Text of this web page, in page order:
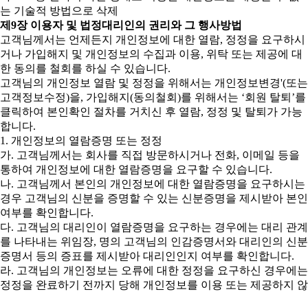
는 기술적 방법으로 삭제
제9장 이용자 및 법정대리인의 권리와 그 행사방법
고객님께서는 언제든지 개인정보에 대한 열람, 정정을 요구하시
거나 가입해지 및 개인정보의 수집과 이용, 위탁 또는 제공에 대
한 동의를 철회를 하실 수 있습니다.
고객님의 개인정보 열람 및 정정을 위해서는 개인정보변경'(또는
고객정보수정)을, 가입해지(동의철회)를 위해서는 ‘회원 탈퇴’를
클릭하여 본인확인 절차를 거치신 후 열람, 정정 및 탈퇴가 가능
합니다.
1. 개인정보의 열람증명 또는 정정
가. 고객님께서는 회사를 직접 방문하시거나 전화, 이메일 등을
통하여 개인정보에 대한 열람증명을 요구할 수 있습니다.
나. 고객님께서 본인의 개인정보에 대한 열람증명을 요구하시는
경우 고객님의 신분을 증명할 수 있는 신분증명을 제시받아 본인
여부를 확인합니다.
다. 고객님의 대리인이 열람증명을 요구하는 경우에는 대리 관계
를 나타내는 위임장, 명의 고객님의 인감증명서와 대리인의 신분
증명서 등의 증표를 제시받아 대리인인지 여부를 확인합니다.
라. 고객님의 개인정보는 오류에 대한 정정을 요구하신 경우에는
정정을 완료하기 전까지 당해 개인정보를 이용 또는 제공하지 않